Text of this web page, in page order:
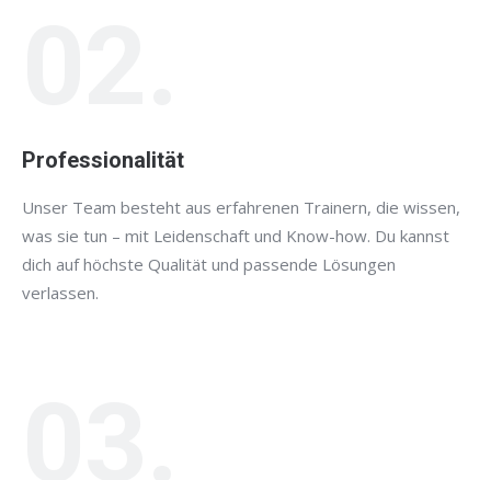
Professionalität
Unser Team besteht aus erfahrenen Trainern, die wissen,
was sie tun – mit Leidenschaft und Know-how. Du kannst
dich auf höchste Qualität und passende Lösungen
verlassen.